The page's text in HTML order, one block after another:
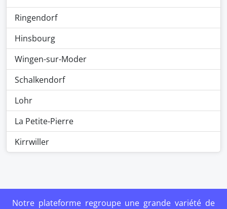
Ringendorf
Hinsbourg
Wingen-sur-Moder
Schalkendorf
Lohr
La Petite-Pierre
Kirrwiller
Notre plateforme regroupe une grande variété de